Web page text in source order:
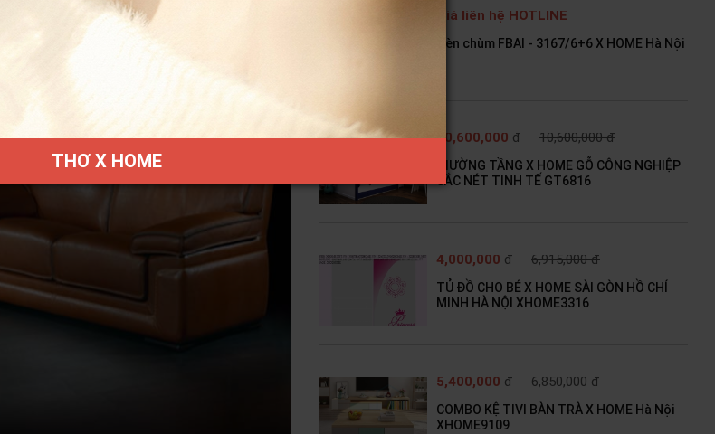
Giá liên hệ HOTLINE
Đèn chùm FBAI - 3167/6+6 X HOME Hà Nội
10,600,000 đ 10,600,000 đ
GIƯỜNG TẦNG X HOME GỖ CÔNG NGHIỆP
SẮC NÉT TINH TẾ GT6816
4,000,000 đ 6,915,000 đ
TỦ ĐỒ CHO BÉ X HOME SÀI GÒN HỒ CHÍ
MINH HÀ NỘI XHOME3316
5,400,000 đ 6,850,000 đ
COMBO KỆ TIVI BÀN TRÀ X HOME Hà Nội
XHOME9109
THƠ X HOME